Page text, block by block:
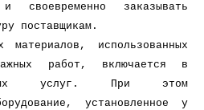
своевременно заказывать
поставщикам.
материалов, использованных
работ, включается в
услуг. При этом
установленное у